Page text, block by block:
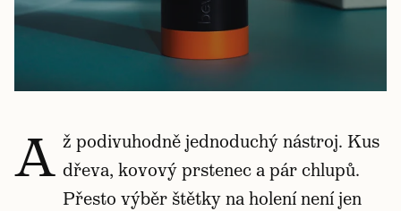
A ž podivuhodně jednoduchý nástroj. Kus
dřeva, kovový prstenec a pár chlupů.
Přesto výběr štětky na holení není jen